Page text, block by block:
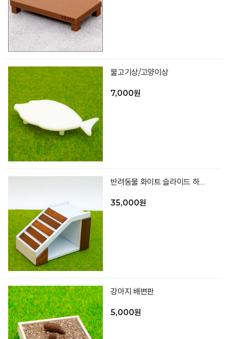
물고기상/고양이상
7,000원
반려동물 화이트 슬라이드 하우스 숨숨집
35,000원
강아지 배변판
5,000원